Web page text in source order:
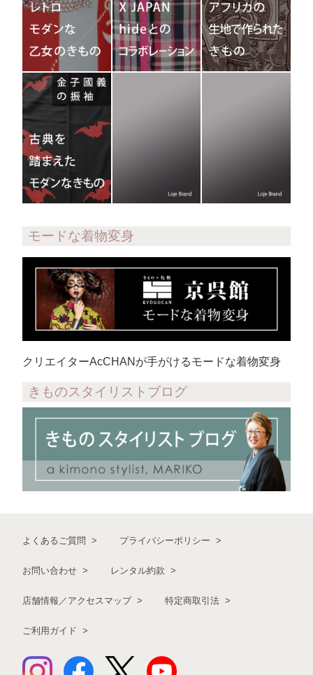
モードな着物変身
クリエイターAcCHANが手がけるモードな着物変身
きものスタイリストブログ
よくあるご質問 プライバシーポリシー
お問い合わせ レンタル約款
店舗情報／アクセスマップ 特定商取引法
ご利用ガイド